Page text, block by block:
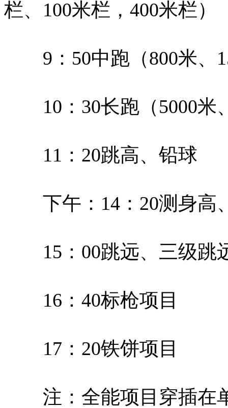
栏、100米栏，400米栏）
9：50中跑（800米、
10：30长跑（5000米
11：20跳高、铅球
下午：14：20测身高
15：00跳远、三级跳
16：40标枪项目
17：20铁饼项目
注：全能项目穿插在